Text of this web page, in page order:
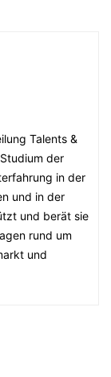
Talents &
der
in der
und in der
und berät sie
rund um
und